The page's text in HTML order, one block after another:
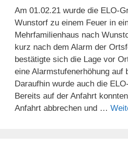
Am 01.02.21 wurde die ELO-
Wunstorf zu einem Feuer in
Mehrfamilienhaus nach
kurz nach dem Alarm der
bestätigte sich die Lage vor
eine Alarmstufenerhöhung auf
Daraufhin wurde auch die
Bereits auf der Anfahrt
Anfahrt abbrechen und …